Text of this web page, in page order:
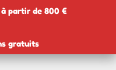
partir de 800 €
gratuits